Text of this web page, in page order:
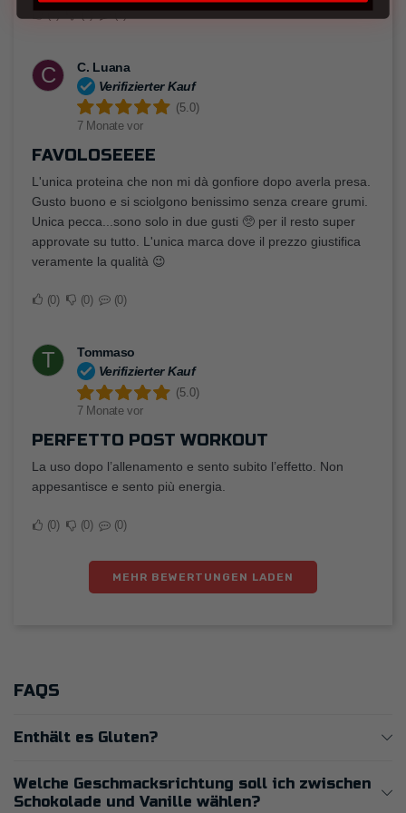
0 0 0
C
C. Luana
Verifizierter Kauf
(5.0)
7 Monate vor
FAVOLOSEEEE
L'unica proteina che non mi dà gonfiore dopo averla presa.
Gusto buono e si sciolgono benissimo senza creare grumi.
Unica pecca...sono solo in due gusti 🥺 per il resto super
approvate su tutto. L'unica marca dove il prezzo giustifica
veramente la qualità 😉
0 0 0
T
Tommaso
Verifizierter Kauf
(5.0)
7 Monate vor
PERFETTO POST WORKOUT
La uso dopo l’allenamento e sento subito l’effetto. Non
appesantisce e sento più energia.
0 0 0
MEHR BEWERTUNGEN LADEN
FAQS
Enthält es Gluten?
Welche Geschmacksrichtung soll ich zwischen
Schokolade und Vanille wählen?